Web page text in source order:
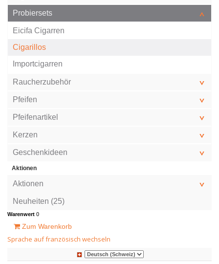
Probiersets
Eicifa Cigarren
Cigarillos
Importcigarren
Raucherzubehör
Pfeifen
Pfeifenartikel
Kerzen
Geschenkideen
Aktionen
Aktionen
Neuheiten (25)
Warenwert 0
Zum Warenkorb
Sprache auf französisch wechseln